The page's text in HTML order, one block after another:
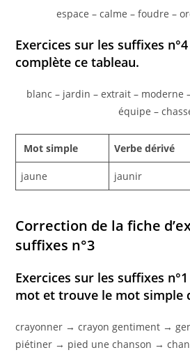
espace – calme – foudre –
Exercices sur les suffixes
complète ce tableau.
blanc – jardin – extrait – moderne
équipe –
Mot simple Verbe dérivé
jaune jaunir
Correction de la fiche
suffixes n°3
Exercices sur les suffixes
mot et trouve le mot simple
crayonner → crayon gentiment →
piétiner → pied une chanson →